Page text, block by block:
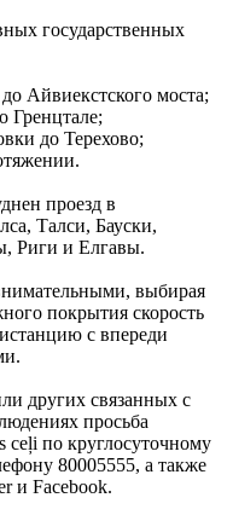
государственных
Айвиекстского моста;
Гренцтале;
до Терехово;
проезд в
Талси, Бауски,
Риги и Елгавы.
выбирая
покрытия скорость
с впереди
других связанных с
просьба
по круглосуточному
80005555, а также
и Facebook.